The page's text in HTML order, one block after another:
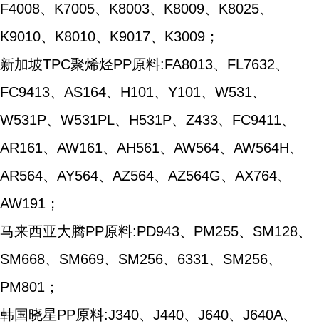
F4008、K7005、K8003、K8009、K8025、
K9010、K8010、K9017、K3009；
新加坡TPC聚烯烃PP原料:FA8013、FL7632、
FC9413、AS164、H101、Y101、W531、
W531P、W531PL、H531P、Z433、FC9411、
AR161、AW161、AH561、AW564、AW564H、
AR564、AY564、AZ564、AZ564G、AX764、
AW191；
马来西亚大腾PP原料:PD943、PM255、SM128、
SM668、SM669、SM256、6331、SM256、
PM801；
韩国晓星PP原料:J340、J440、J640、J640A、